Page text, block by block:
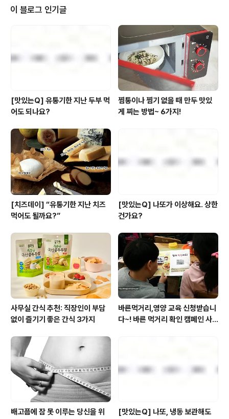
어단백질과 식이섬유를 함께 섭취할 수 있는 것이 제품인
데요.귀리를 그대로 한 번 볶은 뒤가루로 곱게 갈아내 면 반
죽을 만듦으로써고소하고 진한 풍미를 올리면서매끈하고
쫄깃한 식감까지 더한 것이 특징이에요.냉장 사리면 타입
으로,끓는 물에 제품을 넣고 약 2분 삶은 뒤다양한 면 요리
로 활용하면 되는데요.샐러드 파스타, ..
이 블로그 인기글
[맛있는Q] 유통기한 지난 두부 먹
어도 되나요?
찜통이나 찜기 없을 때 만두 맛있
게 찌는 방법~ 6가지!
[치즈데이] “유통기한 지난 치즈
먹어도 될까요?”
[맛있는Q] 나또가 이상해요. 상한
건가요?
사무실 간식 추천: 직장인이 부담
없이 즐기기 좋은 간식 3가지
바른먹거리,영양 교육 신청받습니
다~! 바른 먹거리 확인 캠페인 사
배고픔에 잠 못 이루는 당신을 위
[맛있는Q] 나또, 냉동 보관해도